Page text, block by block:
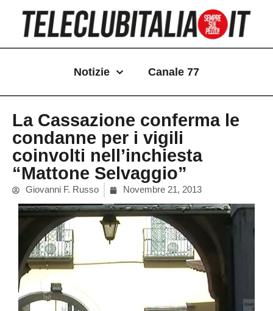
contenuto
Notizie Canale 77
La Cassazione conferma le
condanne per i vigili
coinvolti nell’inchiesta
“Mattone Selvaggio”
Giovanni F. Russo Novembre 21, 2013